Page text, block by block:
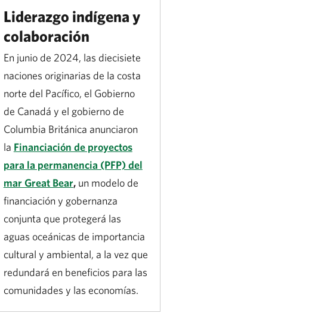
Liderazgo indígena y
colaboración
En junio de 2024, las diecisiete
naciones originarias de la costa
norte del Pacífico, el Gobierno
de Canadá y el gobierno de
Columbia Británica anunciaron
la Financiación de proyectos
para la permanencia (PFP) del
mar Great Bear, un modelo de
financiación y gobernanza
conjunta que protegerá las
aguas oceánicas de importancia
cultural y ambiental, a la vez que
redundará en beneficios para las
comunidades y las economías.